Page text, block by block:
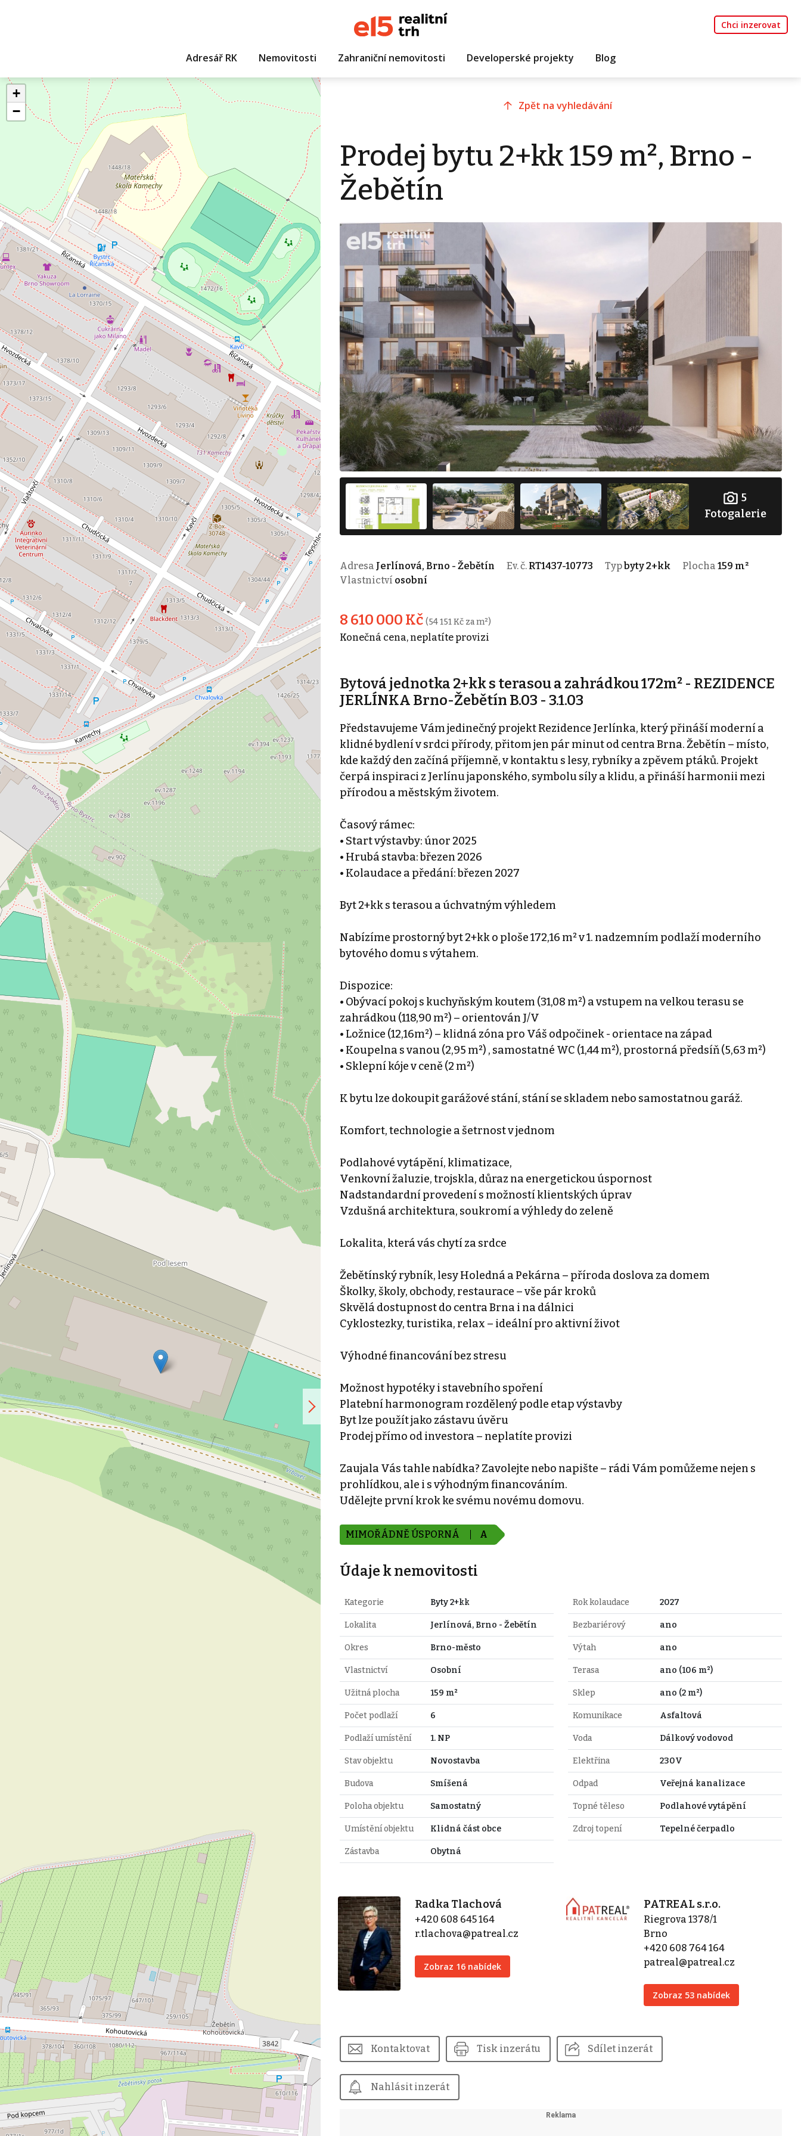
Chci inzerovat
Adresář RK Nemovitosti Zahraniční nemovitosti Developerské projekty Blog
+
−
Zpět na vyhledávání
Prodej bytu 2+kk 159 m², Brno -
Žebětín
5
Fotogalerie
Adresa Jerlínová, Brno - Žebětín Ev. č. RT1437-10773 Typbyty 2+kk Plocha 159 m²
Vlastnictví osobní
8 610 000 Kč (54 151 Kč za m²)
Konečná cena, neplatíte provizi
Bytová jednotka 2+kk s terasou a zahrádkou 172m² - REZIDENCE
JERLÍNKA Brno-Žebětín B.03 - 3.1.03
Představujeme Vám jedinečný projekt Rezidence Jerlínka, který přináší moderní a
klidné bydlení v srdci přírody, přitom jen pár minut od centra Brna. Žebětín – místo,
kde každý den začíná příjemně, v kontaktu s lesy, rybníky a zpěvem ptáků. Projekt
čerpá inspiraci z Jerlínu japonského, symbolu síly a klidu, a přináší harmonii mezi
přírodou a městským životem.
Časový rámec:
• Start výstavby: únor 2025
• Hrubá stavba: březen 2026
• Kolaudace a předání: březen 2027
Byt 2+kk s terasou a úchvatným výhledem
Nabízíme prostorný byt 2+kk o ploše 172,16 m² v 1. nadzemním podlaží moderního
bytového domu s výtahem.
Dispozice:
• Obývací pokoj s kuchyňským koutem (31,08 m²) a vstupem na velkou terasu se
zahrádkou (118,90 m²) – orientován J/V
• Ložnice (12,16m²) – klidná zóna pro Váš odpočinek - orientace na západ
• Koupelna s vanou (2,95 m²) , samostatné WC (1,44 m²), prostorná předsíň (5,63 m²)
• Sklepní kóje v ceně (2 m²)
K bytu lze dokoupit garážové stání, stání se skladem nebo samostatnou garáž.
Komfort, technologie a šetrnost v jednom
Podlahové vytápění, klimatizace,
Venkovní žaluzie, trojskla, důraz na energetickou úspornost
Nadstandardní provedení s možností klientských úprav
Vzdušná architektura, soukromí a výhledy do zeleně
Lokalita, která vás chytí za srdce
Žebětínský rybník, lesy Holedná a Pekárna – příroda doslova za domem
Školky, školy, obchody, restaurace – vše pár kroků
Skvělá dostupnost do centra Brna i na dálnici
Cyklostezky, turistika, relax – ideální pro aktivní život
Výhodné financování bez stresu
Možnost hypotéky i stavebního spoření
Platební harmonogram rozdělený podle etap výstavby
Byt lze použít jako zástavu úvěru
Prodej přímo od investora – neplatíte provizi
Zaujala Vás tahle nabídka? Zavolejte nebo napište – rádi Vám pomůžeme nejen s
prohlídkou, ale i s výhodným financováním.
Udělejte první krok ke svému novému domovu.
MIMOŘÁDNĚ ÚSPORNÁ A
Údaje k nemovitosti
Kategorie Byty 2+kk
Lokalita Jerlínová, Brno - Žebětín
Okres Brno-město
Vlastnictví Osobní
Užitná plocha 159 m²
Počet podlaží 6
Podlaží umístění 1. NP
Stav objektu Novostavba
Budova Smíšená
Poloha objektu Samostatný
Umístění objektu Klidná část obce
Zástavba Obytná
Rok kolaudace 2027
Bezbariérový ano
Výtah ano
Terasa ano (106 m²)
Sklep ano (2 m²)
Komunikace Asfaltová
Voda Dálkový vodovod
Elektřina 230V
Odpad Veřejná kanalizace
Topné těleso Podlahové vytápění
Zdroj topení Tepelné čerpadlo
Radka Tlachová
+420 608 645 164
r.tlachova@patreal.cz
Zobraz 16 nabídek
PATREAL s.r.o.
Riegrova 1378/1
Brno
+420 608 764 164
patreal@patreal.cz
Zobraz 53 nabídek
Kontaktovat Tisk inzerátu Sdílet inzerát
Nahlásit inzerát